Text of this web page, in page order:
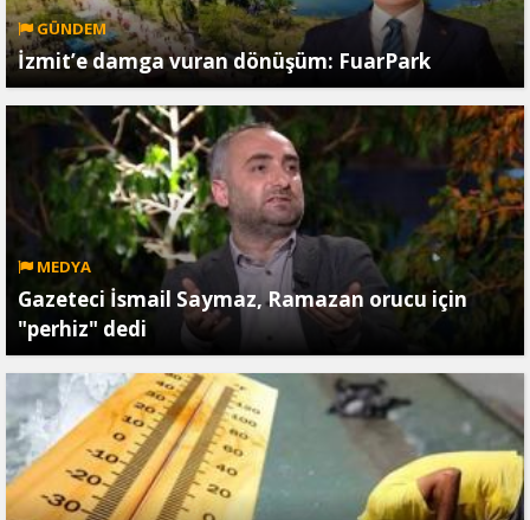
GÜNDEM
İzmit’e damga vuran dönüşüm: FuarPark
MEDYA
Gazeteci İsmail Saymaz, Ramazan orucu için
"perhiz" dedi